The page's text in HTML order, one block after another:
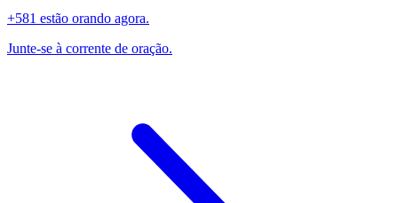
+581 estão orando agora.
Junte-se à corrente de oração.